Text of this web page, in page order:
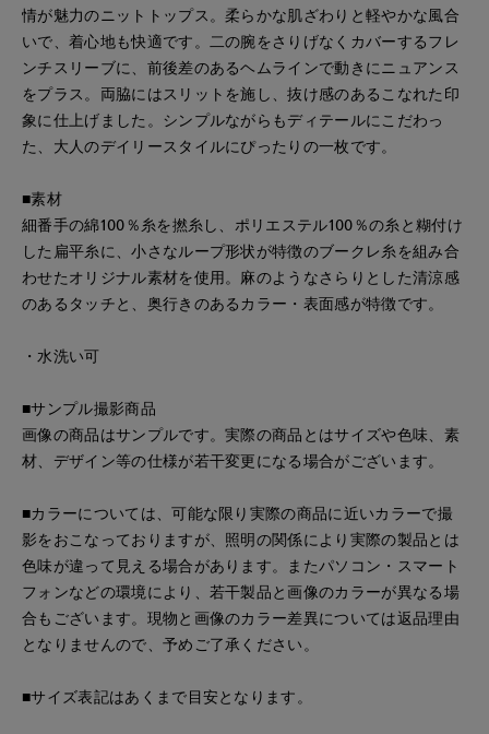
情が魅力のニットトップス。柔らかな肌ざわりと軽やかな風合
いで、着心地も快適です。二の腕をさりげなくカバーするフレ
ンチスリーブに、前後差のあるヘムラインで動きにニュアンス
をプラス。両脇にはスリットを施し、抜け感のあるこなれた印
象に仕上げました。シンプルながらもディテールにこだわっ
た、大人のデイリースタイルにぴったりの一枚です。
■素材
細番手の綿100％糸を撚糸し、ポリエステル100％の糸と糊付け
した扁平糸に、小さなループ形状が特徴のブークレ糸を組み合
わせたオリジナル素材を使用。麻のようなさらりとした清涼感
のあるタッチと、奥行きのあるカラー・表面感が特徴です。
・水洗い可
■サンプル撮影商品
画像の商品はサンプルです。実際の商品とはサイズや色味、素
材、デザイン等の仕様が若干変更になる場合がございます。
■カラーについては、可能な限り実際の商品に近いカラーで撮
影をおこなっておりますが、照明の関係により実際の製品とは
色味が違って見える場合があります。またパソコン・スマート
フォンなどの環境により、若干製品と画像のカラーが異なる場
合もございます。現物と画像のカラー差異については返品理由
となりませんので、予めご了承ください。
■サイズ表記はあくまで目安となります。